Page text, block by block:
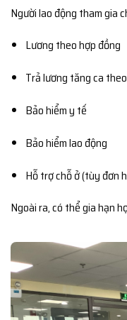
Người lao động tham gia
Lương theo hợp đồng
Trả lương tăng ca
Bảo hiểm y tế
Bảo hiểm lao động
Hỗ trợ chỗ ở (tùy đơn
Ngoài ra, có thể gia hạn